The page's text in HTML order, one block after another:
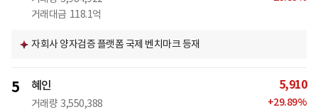
거래대금 118.1억
자회사 양자검증 플랫폼 국제 벤치마크 등재
5 혜인
거래량 3,550,388
5,910
+29.89%